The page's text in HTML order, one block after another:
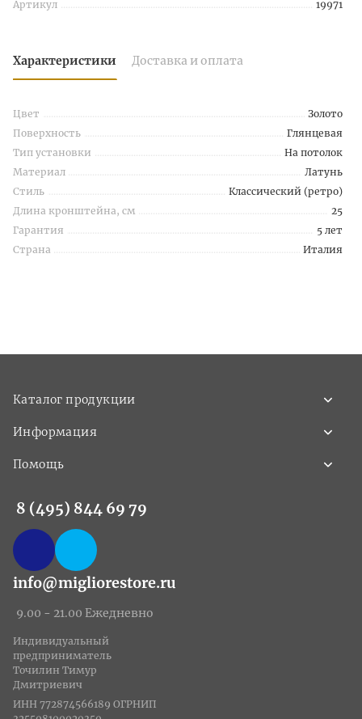
Артикул 19971
Характеристики Доставка и оплата
Цвет
Золото
Поверхность
Глянцевая
Тип установки
На потолок
Материал
Латунь
Стиль
Классический (ретро)
Длина кронштейна, см
25
Гарантия
5 лет
Страна
Италия
Каталог продукции
Информация
Помощь
8 (495) 844 69 79
info@migliorestore.ru
9.00 - 21.00 Ежедневно
Индивидуальный
предприниматель
Точилин Тимур
Дмитриевич
ИНН 772874566189 ОГРНИП